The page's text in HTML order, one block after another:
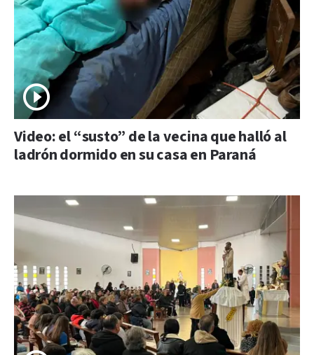
Video: el “susto” de la vecina que halló al
ladrón dormido en su casa en Paraná